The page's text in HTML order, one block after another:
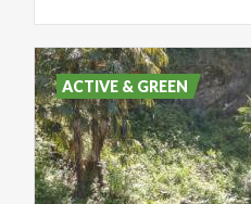
ACTIVE & GREEN